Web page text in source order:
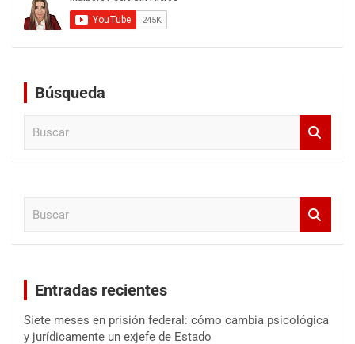
Búsqueda
Entradas recientes
Siete meses en prisión federal: cómo cambia psicológica
y jurídicamente un exjefe de Estado